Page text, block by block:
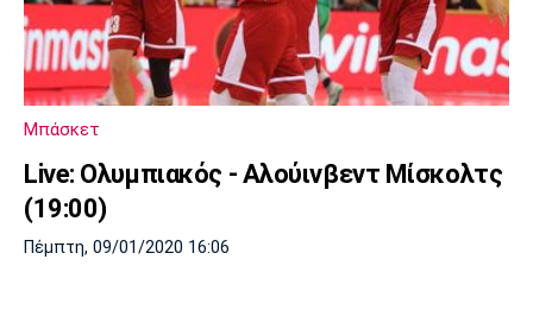
Μπάσκετ
Live: Ολυμπιακός - Αλούινβεντ Μίσκολτς
(19:00)
Πέμπτη, 09/01/2020 16:06